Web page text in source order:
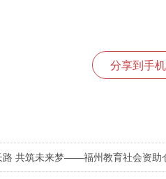
分享到手
路 共筑未来梦——福州教育社会资助